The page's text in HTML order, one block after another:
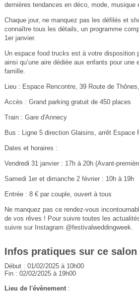
dernières tendances en déco, mode, musique
Chaque jour, ne manquez pas les défilés et
connaître tous les détails, un programme
1er janvier.
Un espace food trucks est à votre disposition
ainsi qu’une aire dédiée aux enfants pour une
famille.
Lieu : Espace Rencontre, 39 Route de
Accès : Grand parking gratuit de 450 places
Train : Gare d'Annecy
Bus : Ligne 5 direction Glaisins, arrêt Espace
Dates et horaires :
Vendredi 31 janvier : 17h à 20h (Avant-
Samedi 1er et dimanche 2 février : 10h à 19h
Entrée : 8 € par couple, ouvert à tous
Ne manquez pas ce rendez-vous
de vos rêves ! Pour suivre toutes les
suivre sur Instagram @festivalweddingweek.
Infos pratiques sur ce
Début : 01/02/2025 à 10h00
Fin : 02/02/2025 à 19h00
Lieu de l'évènement: